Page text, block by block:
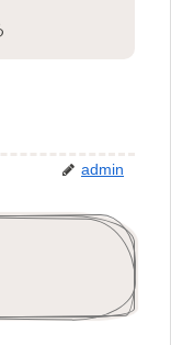
admin